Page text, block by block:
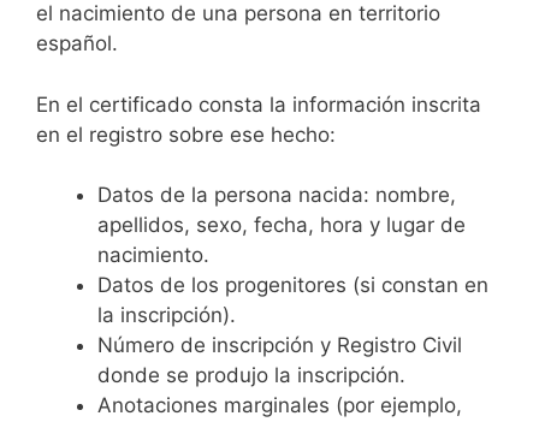
el nacimiento de una persona en territorio
español.
En el certificado consta la información inscrita
en el registro sobre ese hecho:
Datos de la persona nacida: nombre,
apellidos, sexo, fecha, hora y lugar de
nacimiento.
Datos de los progenitores (si constan en
la inscripción).
Número de inscripción y Registro Civil
donde se produjo la inscripción.
Anotaciones marginales (por ejemplo,